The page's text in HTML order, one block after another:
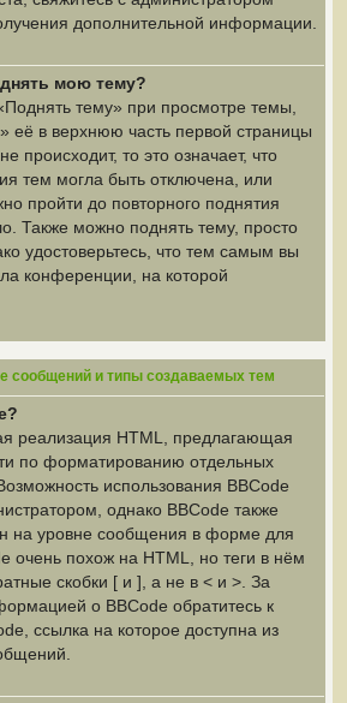
дополнительной информации.
мою тему?
тему» при просмотре темы,
её в верхнюю часть первой страницы
происходит, то это означает, что
тем могла быть отключена, или
пройти до повторного поднятия
Также можно поднять тему, просто
удостоверьтесь, что тем самым вы
конференции, на которой
сообщений и типы создаваемых тем
реализация HTML, предлагающая
по форматированию отдельных
использования BBCode
однако BBCode также
на уровне сообщения в форме для
очень похож на HTML, но теги в нём
скобки [ и ], а не в < и >. За
о BBCode обратитесь к
ссылка на которое доступна из